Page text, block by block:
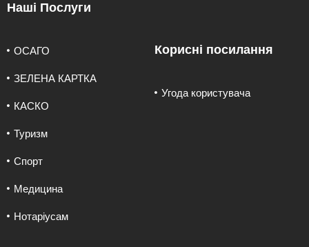
Наші Послуги
ОСАГО
ЗЕЛЕНА КАРТКА
КАСКО
Туризм
Спорт
Медицина
Нотаріусам
Корисні посилання
Угода користувача